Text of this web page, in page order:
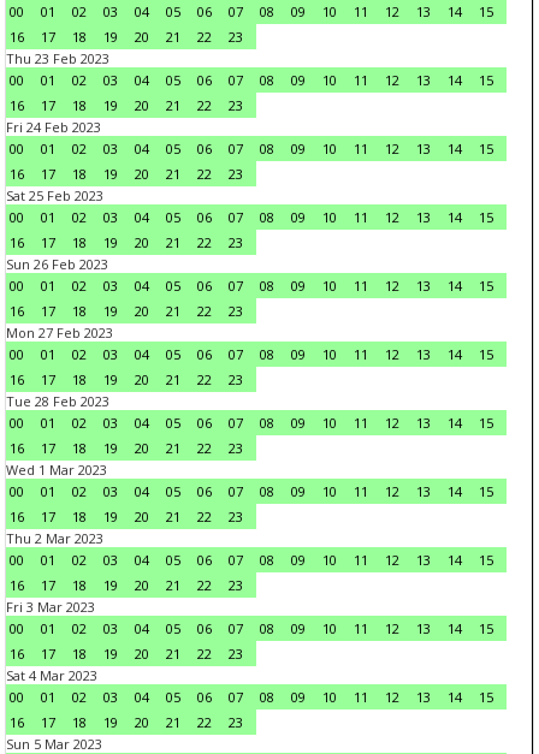
00
01 02 03 04 05 06 07 08 09 10 11 12 13 14
15
16
17 18 19 20 21 22
23
Thu 23 Feb 2023
00
01 02 03 04 05 06 07 08 09 10 11 12 13 14
15
16
17 18 19 20 21 22
23
Fri 24 Feb 2023
00
01 02 03 04 05 06 07 08 09 10 11 12 13 14
15
16
17 18 19 20 21 22
23
Sat 25 Feb 2023
00
01 02 03 04 05 06 07 08 09 10 11 12 13 14
15
16
17 18 19 20 21 22
23
Sun 26 Feb 2023
00
01 02 03 04 05 06 07 08 09 10 11 12 13 14
15
16
17 18 19 20 21 22
23
Mon 27 Feb 2023
00
01 02 03 04 05 06 07 08 09 10 11 12 13 14
15
16
17 18 19 20 21 22
23
Tue 28 Feb 2023
00
01 02 03 04 05 06 07 08 09 10 11 12 13 14
15
16
17 18 19 20 21 22
23
Wed 1 Mar 2023
00
01 02 03 04 05 06 07 08 09 10 11 12 13 14
15
16
17 18 19 20 21 22
23
Thu 2 Mar 2023
00
01 02 03 04 05 06 07 08 09 10 11 12 13 14
15
16
17 18 19 20 21 22
23
Fri 3 Mar 2023
00
01 02 03 04 05 06 07 08 09 10 11 12 13 14
15
16
17 18 19 20 21 22
23
Sat 4 Mar 2023
00
01 02 03 04 05 06 07 08 09 10 11 12 13 14
15
16
17 18 19 20 21 22
23
Sun 5 Mar 2023